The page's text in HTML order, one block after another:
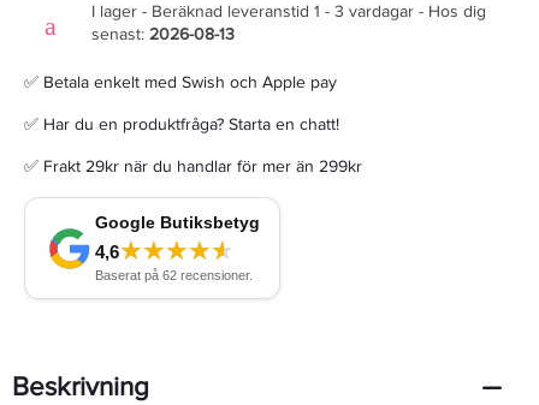
I lager - Beräknad leveranstid 1 - 3 vardagar - Hos dig
senast: 2026-08-13
✅ Betala enkelt med Swish och Apple pay
✅ Har du en produktfråga? Starta en chatt!
✅ Frakt 29kr när du handlar för mer än 299kr
Beskrivning